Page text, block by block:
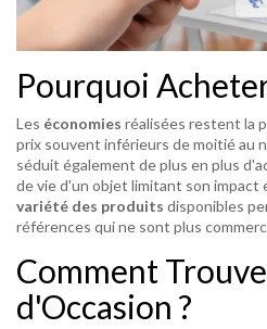
Pourquoi
Les économies réalisées restent la
prix souvent inférieurs de moitié au
séduit également de plus en plus
de vie d'un objet limitant son impact
variété des produits disponibles
références qui ne sont plus
Comment
d'Occasion ?